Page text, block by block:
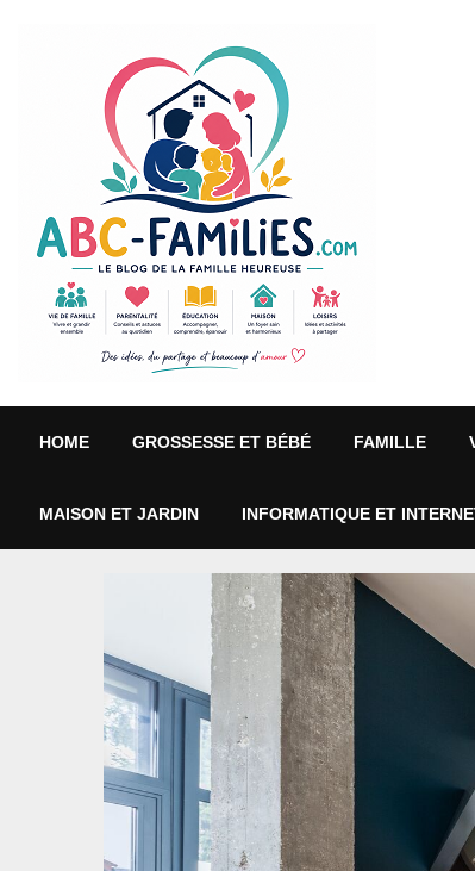
HOME GROSSESSE ET BÉBÉ FAMILLE
MAISON ET JARDIN INFORMATIQUE ET